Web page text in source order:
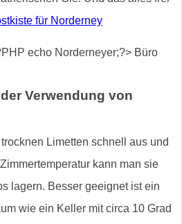
für Norderney
Verwendung von
Limetten schnell aus und
kann man sie
lagern. Besser geeignet ist ein
wie ein Keller mit circa 10 Grad